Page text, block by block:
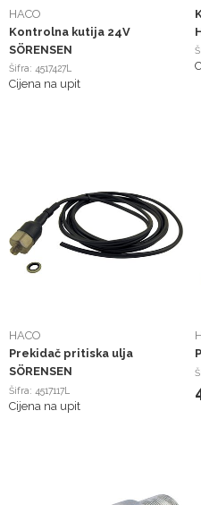
HACO
Kontrolna kutija 24V
SÖRENSEN
Šifra: 4517427L
Cijena na upit
HACO
Prekidač pritiska ulja
SÖRENSEN
Šifra: 4517117L
Cijena na upit